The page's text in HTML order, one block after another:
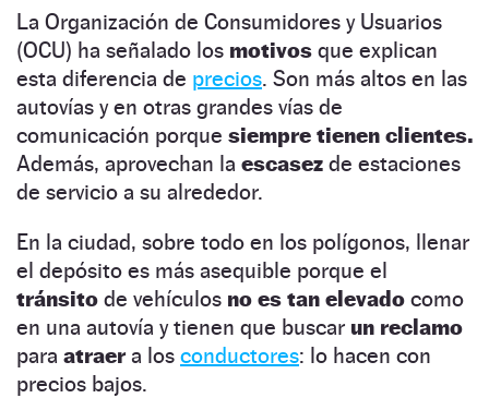
La Organización de Consumidores y Usuarios
(OCU) ha señalado los motivos que explican
esta diferencia de precios. Son más altos en las
autovías y en otras grandes vías de
comunicación porque siempre tienen clientes.
Además, aprovechan la escasez de estaciones
de servicio a su alrededor.
En la ciudad, sobre todo en los polígonos, llenar
el depósito es más asequible porque el
tránsito de vehículos no es tan elevado como
en una autovía y tienen que buscar un reclamo
para atraera los conductores: lo hacen con
precios bajos.